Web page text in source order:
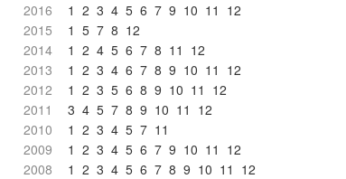
2016
1 2 3 4 5 6 7 9 10 11 12
2015
1 5 7 8 12
2014
1 2 4 5 6 7 8 11 12
2013
1 2 3 4 6 7 8 9 10 11 12
2012
1 2 3 5 6 8 9 10 11 12
2011
3 4 5 7 8 9 10 11 12
2010
1 2 3 4 5 7 11
2009
1 2 3 4 5 6 7 9 10 11 12
2008
1 2 3 4 5 6 7 8 9 10 11 12